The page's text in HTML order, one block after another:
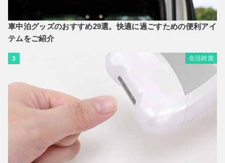
車中泊グッズのおすすめ29選。快適に過ごすための便利アイ
テムをご紹介
3 生活雑貨